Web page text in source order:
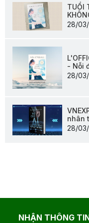
TUỔI
28/
- Nỗi
28/
nhân
28/
NHẬN THÔNG